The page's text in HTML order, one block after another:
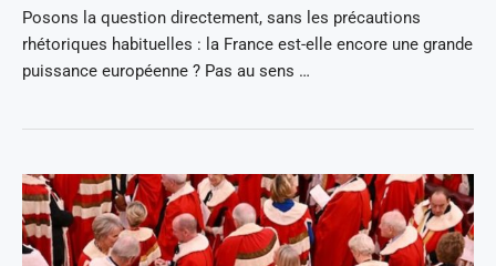
Posons la question directement, sans les précautions
rhétoriques habituelles : la France est-elle encore une grande
puissance européenne ? Pas au sens …